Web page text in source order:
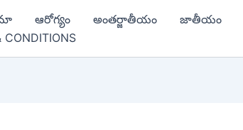
ఆరోగ్యం అంతర్జాతీయం జాతీయం
CONDITIONS